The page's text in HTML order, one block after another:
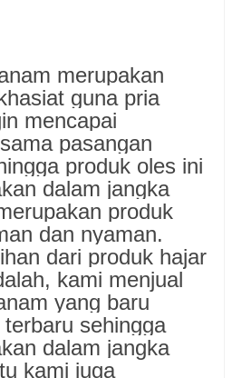
merupakan
guna pria
mencapai
pasangan
produk oles ini
dalam jangka
produk
dan nyaman.
dari produk hajar
kami menjual
yang baru
sehingga
dalam jangka
kami juga